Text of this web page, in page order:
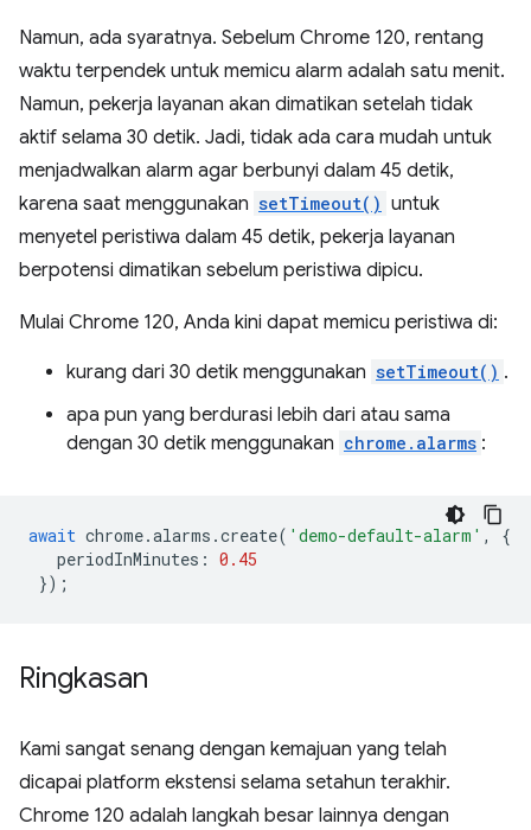
Namun, ada syaratnya. Sebelum Chrome 120, rentang
waktu terpendek untuk memicu alarm adalah satu menit.
Namun, pekerja layanan akan dimatikan setelah tidak
aktif selama 30 detik. Jadi, tidak ada cara mudah untuk
menjadwalkan alarm agar berbunyi dalam 45 detik,
karena saat menggunakan setTimeout() untuk
menyetel peristiwa dalam 45 detik, pekerja layanan
berpotensi dimatikan sebelum peristiwa dipicu.
Mulai Chrome 120, Anda kini dapat memicu peristiwa di:
kurang dari 30 detik menggunakan setTimeout() .
apa pun yang berdurasi lebih dari atau sama
dengan 30 detik menggunakan chrome.alarms :
await chrome.alarms .create( 'demo-default-alarm' ,
{
periodInMinutes : 0.45
});
Ringkasan
Kami sangat senang dengan kemajuan yang telah
dicapai platform ekstensi selama setahun terakhir.
Chrome 120 adalah langkah besar lainnya dengan